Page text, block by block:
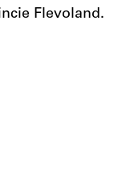
Flevoland.